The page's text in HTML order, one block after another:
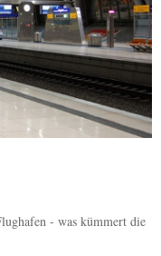
- was kümmert die